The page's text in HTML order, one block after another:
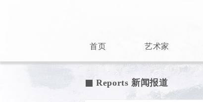
首页 艺术家
Reports 新闻报道